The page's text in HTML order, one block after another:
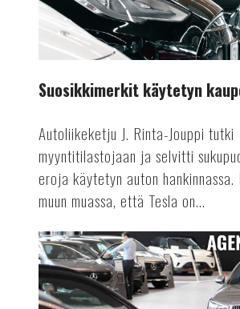
Suosikkimerkit käytetyn
Autoliikeketju J. Rinta-Jouppi tutki
myyntitilastojaan ja selvitti
eroja käytetyn auton
muun muassa, että Tesla on...
Suomen
Autolehti
2/24
ilmestyy